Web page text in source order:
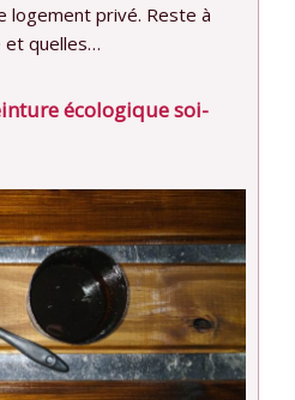
logement privé. Reste à
et quelles…
écologique soi-